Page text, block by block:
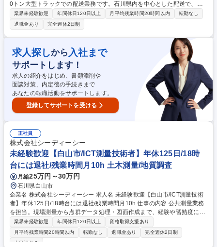
0トン大型トラックでの配送業務です。石川県内を中心とした配送で、長
距離運転はなく日帰り勤務が基本。会社カレンダーに合わせた規則正しい
勤務時間で働けます。 【具体的には】10トン大型トラックを使用した配
送業務を担当します。石川県内を中心とした配送で、たまに滋賀県への営
業所間輸送もあります。フォークリフト作業も含む荷物の積み下ろし作
業、翌日分の積み込み準備なども行います。100%日帰り勤務で長距離運
転はありません。 募集職種 [石川]大型ドライバー※石川県内中心/日帰り勤
務◆プライム上場Gr/年休122日◎
業界未経験歓迎 年間休日120日以上 月平均残業時間20時間以内
転勤なし
退職金あり
完全週休2日制
求人探しから 入社まで
サポートします！
求人の紹介をはじめ、書類添削や
面談対策、内定後の手続きまで
あなたの転職活動をサポートします。
登録してサポートを受ける
正社員
株式会社シーディーシー
未経験歓迎【白山市/ICT測量技術者】年休125日/18時
台には退社/残業時間月10h 土木測量/地質調査
月給25万円～30万円
石川県白山市
企業名 株式会社シーディーシー 求人名 未経験歓迎【白山市/ICT測量技術
者】年休125日/18時台には退社/残業時間月10h 仕事の内容 公共測量業務
を担当。現場測量から点群データ処理・図面作成まで、経験や習熟度に応
じて段階的に専門技術を習得します。 ※建設作業に該当する業務は発生し
ません。 【具体的には】道路・河川・上下水道など公共測量を担当。入社
後は従来の測量機器を使った測量や、3Dレーザースキャナ・ドローンを
業界未経験歓迎 年間休日120日以上
資格取得支援あり
月平均残業時間20時間以内
転勤なし 退職金あり
完全週休2日制
土日祝休み